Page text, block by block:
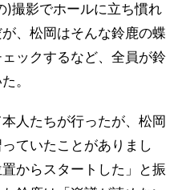
)撮影でホールに立ち慣れ
、松岡はそんな鈴鹿の蝶
ックするなど、全員が鈴
。
人たちが行ったが、松岡
ていたことがありまし
からスタートした」と振